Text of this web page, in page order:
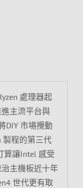
處理器起
主流平台與
DIY 市場攪動
製程的第三代
算讓Intel 感受
主機板近十年
世代更有取